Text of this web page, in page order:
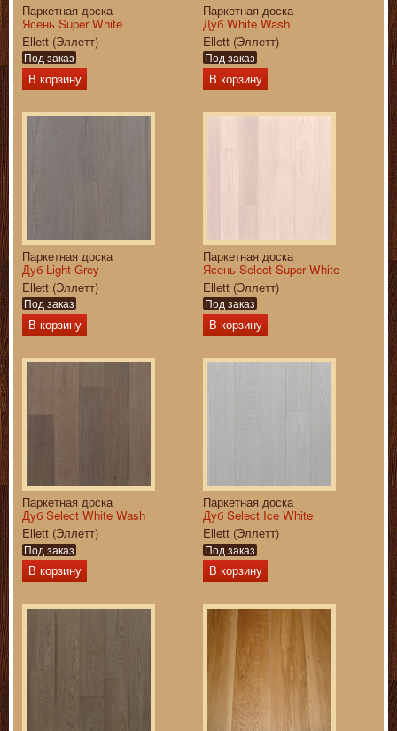
Паркетная доска
Ясень Super White
Ellett (Эллетт)
Под заказ
В корзину
Паркетная доска
Дуб White Wash
Ellett (Эллетт)
Под заказ
В корзину
Паркетная доска
Дуб Light Grey
Ellett (Эллетт)
Под заказ
В корзину
Паркетная доска
Ясень Select Super White
Ellett (Эллетт)
Под заказ
В корзину
Паркетная доска
Дуб Select White Wash
Ellett (Эллетт)
Под заказ
В корзину
Паркетная доска
Дуб Select Ice White
Ellett (Эллетт)
Под заказ
В корзину